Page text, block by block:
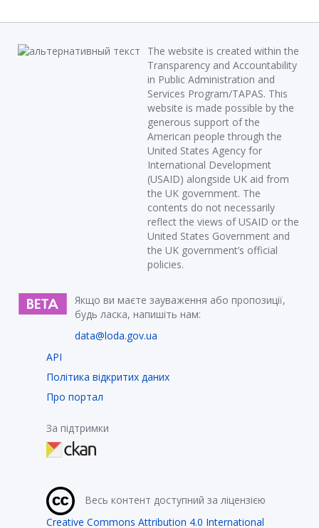
The website is created within the
Transparency and Accountability
in Public Administration and
Services Program/TAPAS. This
website is made possible by the
generous support of the
American people through the
United States Agency for
International Development
(USAID) alongside UK aid from
the UK government. The
contents do not necessarily
reflect the views of USAID or the
United States Government and
the UK government’s official
policies.
Якщо ви маєте зауваження або пропозиції,
будь ласка, напишіть нам:
data@loda.gov.ua
API
Політика відкритих даних
Про портал
За підтримки
Весь контент доступний за ліцензією
Creative Commons Attribution 4.0 International